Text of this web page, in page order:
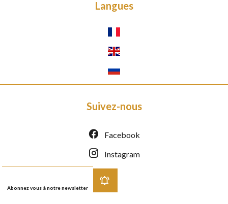
Langues
Suivez-nous
Facebook
Instagram
Abonnez vous à notre newsletter